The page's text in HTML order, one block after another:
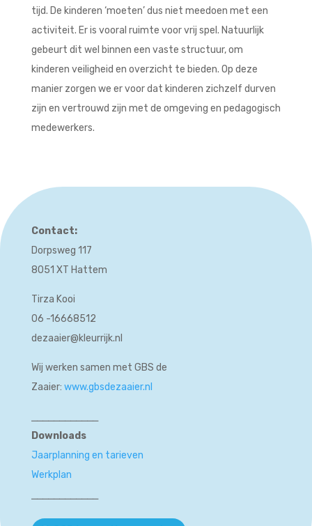
tijd. De kinderen ‘moeten’ dus niet meedoen met een
activiteit. Er is vooral ruimte voor vrij spel. Natuurlijk
gebeurt dit wel binnen een vaste structuur, om
kinderen veiligheid en overzicht te bieden. Op deze
manier zorgen we er voor dat kinderen zichzelf durven
zijn en vertrouwd zijn met de omgeving en pedagogisch
medewerkers.
Contact:
Dorpsweg 117
8051 XT Hattem
Tirza Kooi
06 -16668512
dezaaier@kleurrijk.nl
Wij werken samen met GBS de
Zaaier: www.gbsdezaaier.nl
Downloads
Jaarplanning en tarieven
Werkplan